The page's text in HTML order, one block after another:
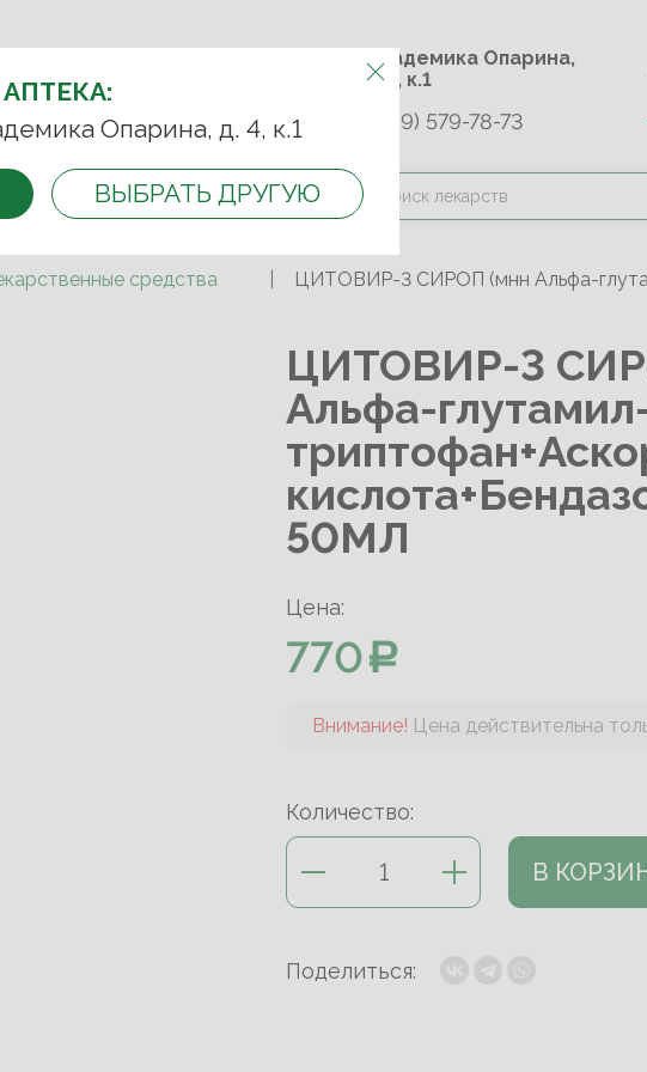
народов
ул. Академика Опарина,
д. 4, к.1
Опарина, д. 4, к.1
ВЫБРАТЬ ДРУГУЮ
75-92 +7 (499) 749-74-89 +7 (989) 579-78-73
Контакты Акции
средства ЦИТОВИР-3 СИРОП (мнн Альфа-
ЦИТОВИР-3
Альфа-
50МЛ
Цена:
770
Внимание! Цена действительна
Количество:
В
Поделиться: